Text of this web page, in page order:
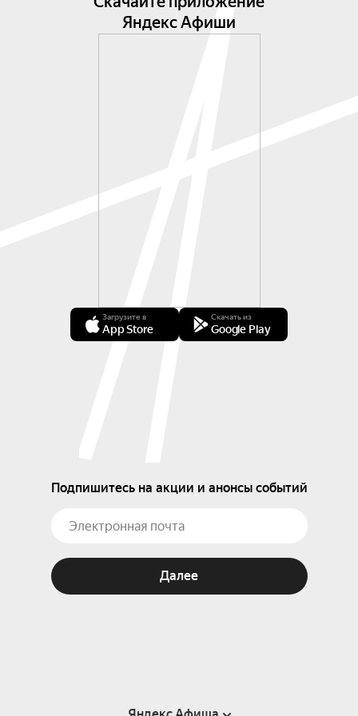
Яндекс Афиши
Загрузите в
App Store
Скачать из
Google Play
Подпишитесь на акции и анонсы событий
Далее